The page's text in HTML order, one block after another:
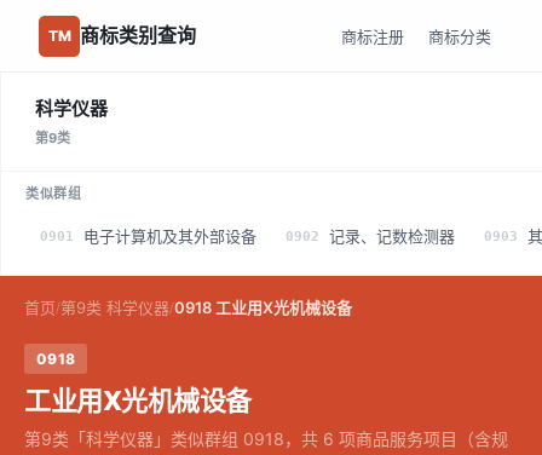
TM 商标类别查询 商标注册 商标分类
科学仪器
第9类
类似群组
0901 电子计算机及其外部设备 0902 记录、记数检测器 0903
首页/第9类 科学仪器/0918 工业用X光机械设备
0918
工业用X光机械设备
第9类「科学仪器」类似群组 0918，共 6 项商品服务项目（含规